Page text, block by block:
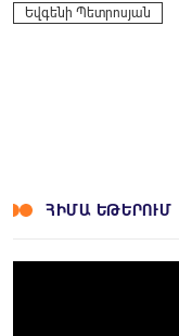
Եվգենի Պետրոսյան
ՀԻՄԱ ԵԹԵՐՈՒՄ